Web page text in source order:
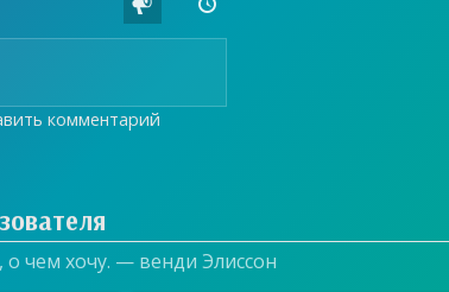
комментарий
чем хочу. — венди Элиссон